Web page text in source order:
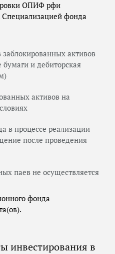
ОПИФ рфи
Специализацией фонда
заблокированных активов
и дебиторская
активов на
в процессе реализации
после проведения
паев не осуществляется
фонда
инвестирования в